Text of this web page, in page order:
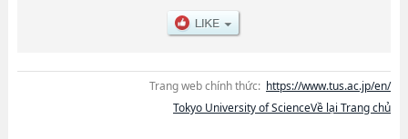
Science and Technology, thông tin về từng ngành học, thông tin liên quan
đến thi tuyển như số lượng tuyển sinh, số lượng trúng tuyển, cở sở trang
Trang web chính thức: https://www.tus.ac.jp/en/
Tokyo University of ScienceVề lại Trang chủ